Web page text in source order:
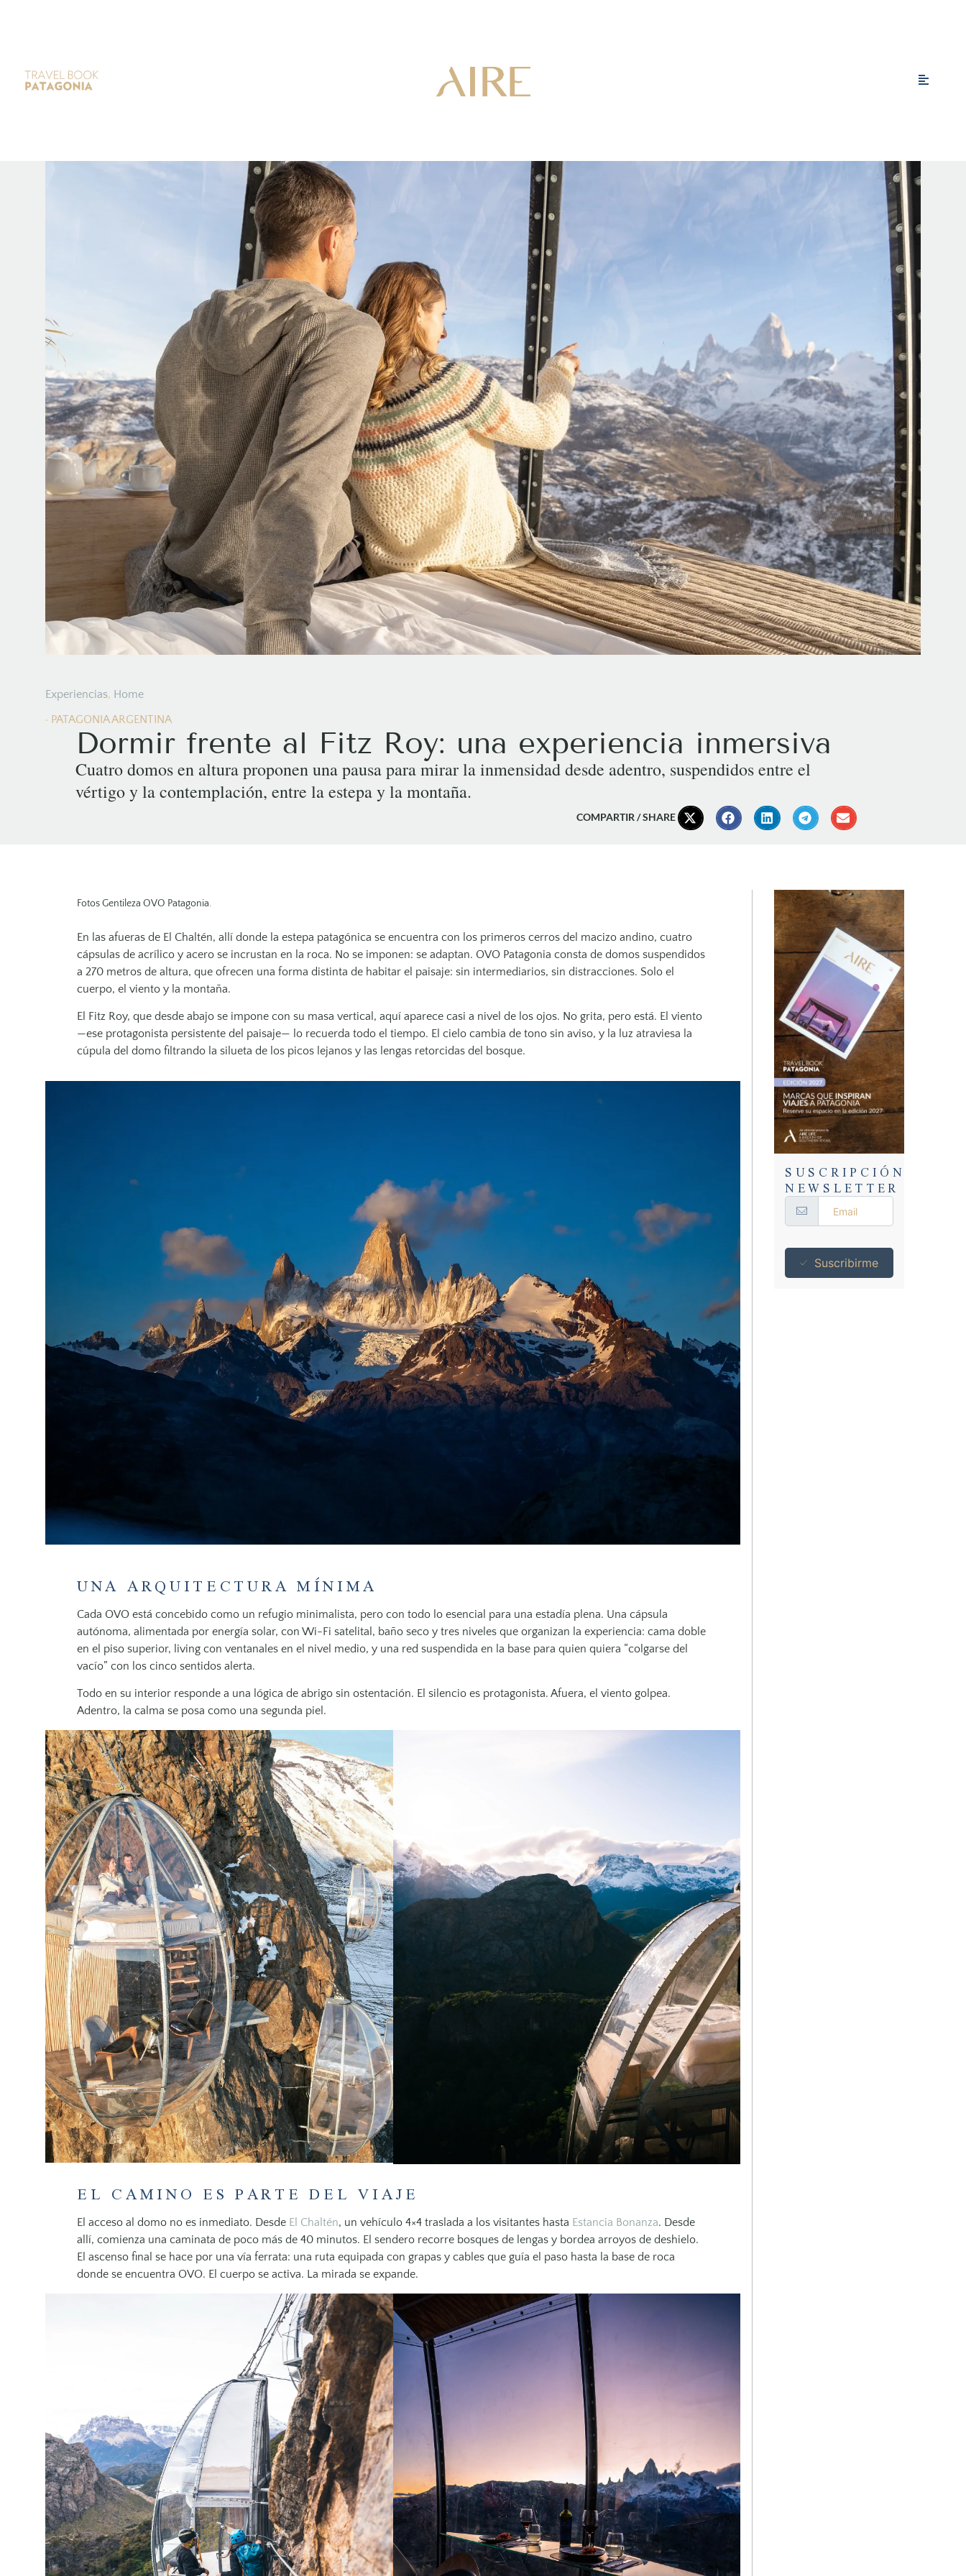
Experiencias, Home
· PATAGONIA ARGENTINA
Dormir frente al Fitz Roy: una experiencia inmersiva
Cuatro domos en altura proponen una pausa para mirar la inmensidad desde adentro, suspendidos entre el
vértigo y la contemplación, entre la estepa y la montaña.
COMPARTIR / SHARE
Fotos Gentileza OVO Patagonia.
En las afueras de El Chaltén, allí donde la estepa patagónica se encuentra con los primeros cerros del macizo andino, cuatro
cápsulas de acrílico y acero se incrustan en la roca. No se imponen: se adaptan. OVO Patagonia consta de domos suspendidos
a 270 metros de altura, que ofrecen una forma distinta de habitar el paisaje: sin intermediarios, sin distracciones. Solo el
cuerpo, el viento y la montaña.
El Fitz Roy, que desde abajo se impone con su masa vertical, aquí aparece casi a nivel de los ojos. No grita, pero está. El viento
—ese protagonista persistente del paisaje— lo recuerda todo el tiempo. El cielo cambia de tono sin aviso, y la luz atraviesa la
cúpula del domo filtrando la silueta de los picos lejanos y las lengas retorcidas del bosque.
UNA ARQUITECTURA MÍNIMA
Cada OVO está concebido como un refugio minimalista, pero con todo lo esencial para una estadía plena. Una cápsula
autónoma, alimentada por energía solar, con Wi-Fi satelital, baño seco y tres niveles que organizan la experiencia: cama doble
en el piso superior, living con ventanales en el nivel medio, y una red suspendida en la base para quien quiera “colgarse del
vacío” con los cinco sentidos alerta.
Todo en su interior responde a una lógica de abrigo sin ostentación. El silencio es protagonista. Afuera, el viento golpea.
Adentro, la calma se posa como una segunda piel.
EL CAMINO ES PARTE DEL VIAJE
El acceso al domo no es inmediato. Desde El Chaltén, un vehículo 4×4 traslada a los visitantes hasta Estancia Bonanza. Desde
allí, comienza una caminata de poco más de 40 minutos. El sendero recorre bosques de lengas y bordea arroyos de deshielo.
El ascenso final se hace por una vía ferrata: una ruta equipada con grapas y cables que guía el paso hasta la base de roca
donde se encuentra OVO. El cuerpo se activa. La mirada se expande.
SUSCRIPCIÓN
NEWSLETTER
Suscribirme